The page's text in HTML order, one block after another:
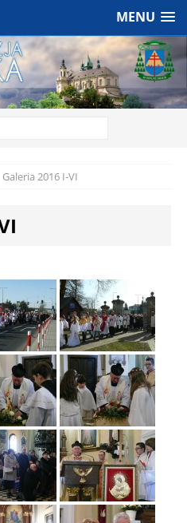
MENU
Galeria 2016 I-VI